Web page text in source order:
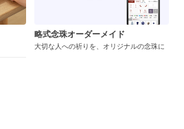
略式念珠オーダーメイド
大切な人への祈りを、オリジナルの念珠に